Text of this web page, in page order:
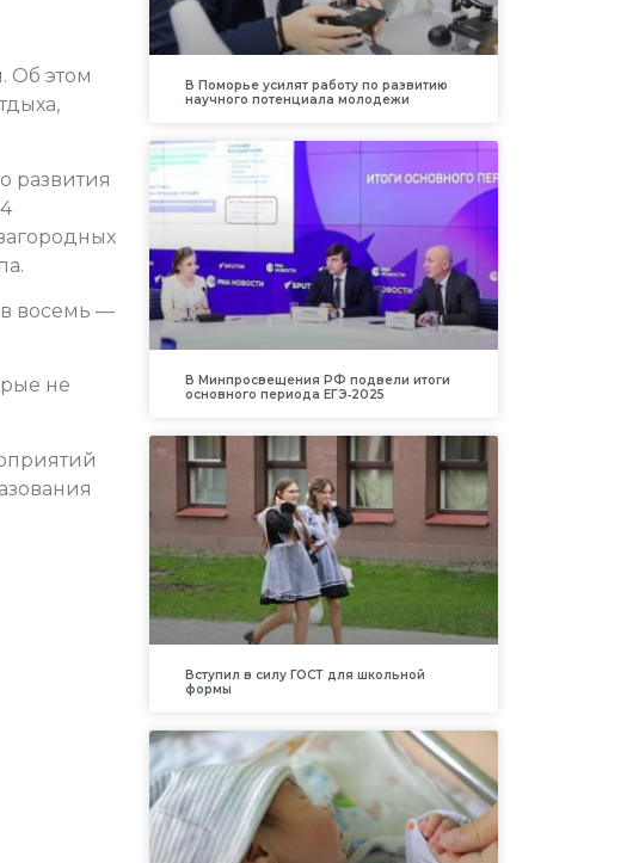
Об этом
развития
в восемь —
не
В Поморье усилят работу по развитию
научного потенциала молодежи
В Минпросвещения РФ подвели итоги
основного периода ЕГЭ‑2025
Вступил в силу ГОСТ для школьной
формы